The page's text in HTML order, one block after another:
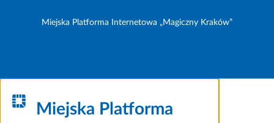
Miejska Platforma Internetowa „Magiczny Kraków”
Miejska Platforma